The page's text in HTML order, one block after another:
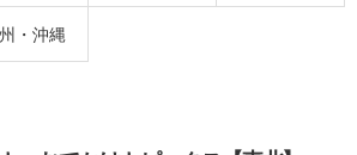
・沖縄